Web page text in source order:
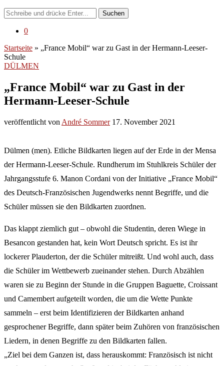
Suchen
0
Startseite » „France Mobil“ war zu Gast in der Hermann-Leeser-
Schule
DÜLMEN
„France Mobil“ war zu Gast in der
Hermann-Leeser-Schule
veröffentlicht von André Sommer 17. November 2021
Dülmen (men). Etliche Bildkarten liegen auf der Erde in der Mensa
der Hermann-Leeser-Schule. Rundherum im Stuhlkreis Schüler der
Jahrgangsstufe 6. Manon Cordani von der Initiative „France Mobil“
des Deutsch-Französischen Jugendwerks nennt Begriffe, und die
Schüler müssen sie den Bildkarten zuordnen.
Das klappt ziemlich gut – obwohl die Studentin, deren Wiege in
Besancon gestanden hat, kein Wort Deutsch spricht. Es ist ihr
lockerer Plauderton, der die Schüler mitreißt. Und wohl auch, dass
die Schüler im Wettbewerb zueinander stehen. Durch Abzählen
waren sie zu Beginn der Stunde in die Gruppen Baguette, Croissant
und Camembert aufgeteilt worden, die um die Wette Punkte
sammeln – erst beim Identifizieren der Bildkarten anhand
gesprochener Begriffe, dann später beim Zuhören von französischen
Liedern, in denen Begriffe zu den Bildkarten fallen.
„Ziel bei dem Ganzen ist, dass herauskommt: Französisch ist nicht